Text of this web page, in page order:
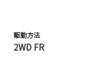
駆動方法
2WD FR